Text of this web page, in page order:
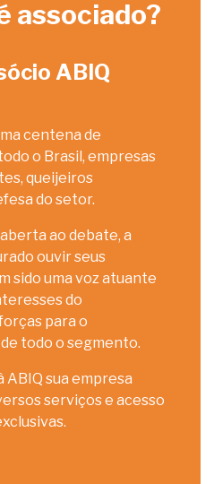
associado?
ABIQ
centena de
o Brasil, empresas
queijeiros
do setor.
ao debate, a
ouvir seus
sido uma voz atuante
do
para o
todo o segmento.
ABIQ sua empresa
serviços e acesso